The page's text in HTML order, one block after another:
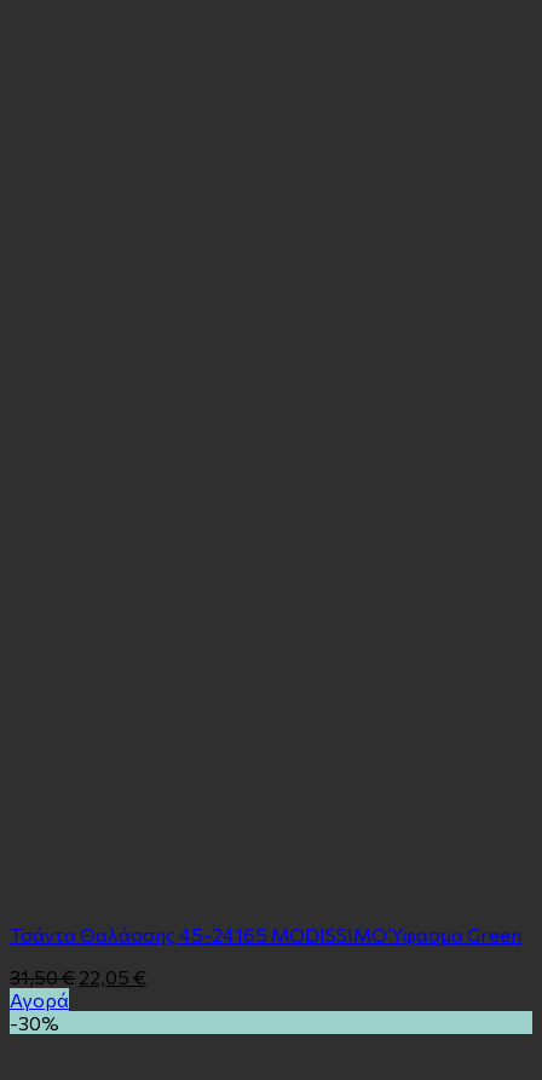
Τσάντα Θαλάσσης 45-24165 MODISSIMO Ύφασμα Green
31,50€ 22,05 €
Αγορά
-30%